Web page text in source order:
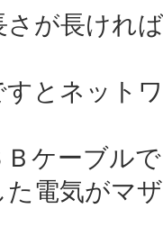
が長けれ
すとネット
ケーブル
た電気がマ